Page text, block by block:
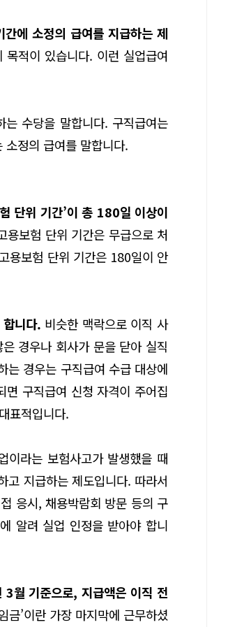
에 소정의 급여를 지급하는 제
적이 있습니다. 이런 실업급여
는 수당을 말합니다. 구직급여는
정의 급여를 말합니다.
단위 기간’이 총 180일 이상이
보험 단위 기간은 무급으로 처
용보험 단위 기간은 180일이 안
니다. 비슷한 맥락으로 이직 사
경우나 회사가 문을 닫아 실직
는 경우는 구직급여 수급 대상에
면 구직급여 신청 자격이 주어집
표적입니다.
이라는 보험사고가 발생했을 때
고 지급하는 제도입니다. 따라서
응시, 채용박람회 방문 등의 구
알려 실업 인정을 받아야 합니
3월 기준으로, 지급액은 이직 전
금’이란 가장 마지막에 근무하셨